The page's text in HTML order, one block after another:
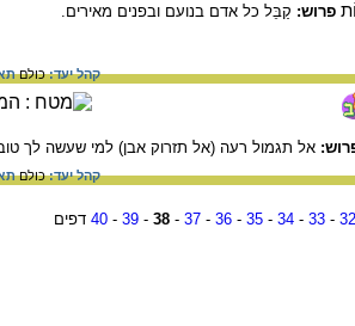
פרוש: קַבֵּל כל אדם בנועם ובפנים מאירים.
קהל יעד:כולם
אל תגמול רעה (אל תזרוק אבן) למי שעשה לך
קהל יעד:כולם
32
-
33
-
34
-
35
-
36
-
37
-
38
-
39
-
40 דפים